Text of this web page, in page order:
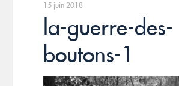
15 juin 2018
la-guerre-des-
boutons-1